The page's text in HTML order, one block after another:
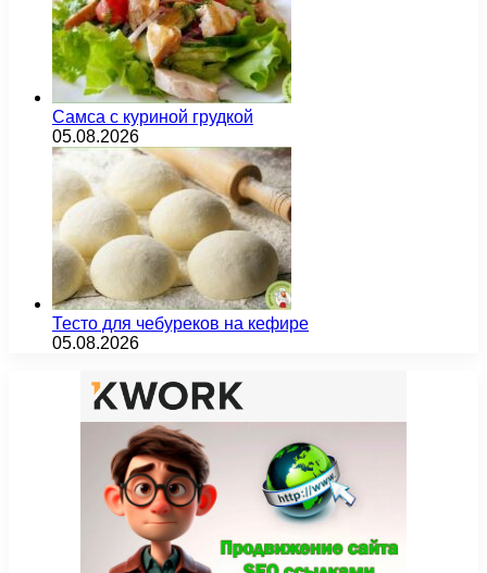
Самса с куриной грудкой
05.08.2026
Тесто для чебуреков на кефире
05.08.2026